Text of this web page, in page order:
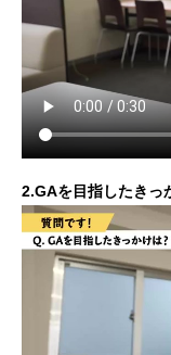
2.GAを目指したきっ